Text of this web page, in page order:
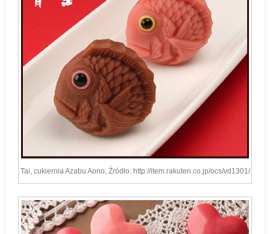
Tai, cukiernia Azabu Aono, Źródło: http://item.rakuten.co.jp/ocs/vd1301/